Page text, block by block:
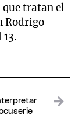
que tratan el
Rodrigo